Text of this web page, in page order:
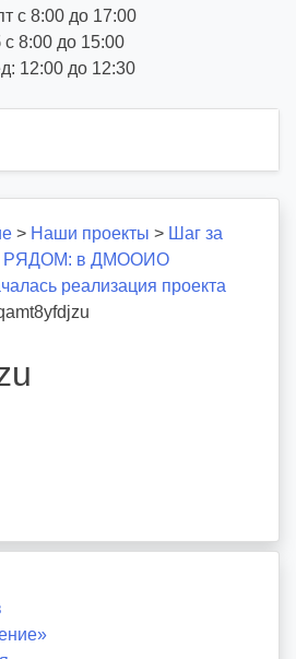
с 8:00 до 17:00
8:00 до 15:00
12:00 до 12:30
> Наши проекты > Шаг за
в ДМООИО
реализация проекта